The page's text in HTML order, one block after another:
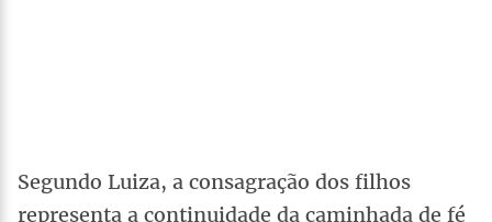
Segundo Luiza, a consagração dos filhos
representa a continuidade da caminhada de fé